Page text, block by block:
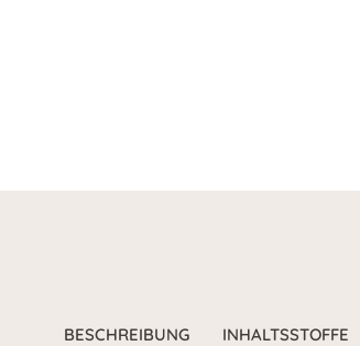
BESCHREIBUNG INHALTSSTOFFE